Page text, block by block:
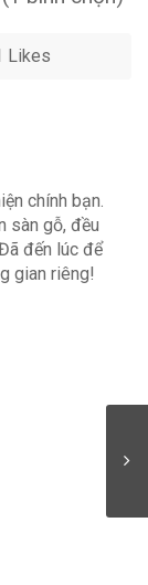
Likes
chính bạn.
sàn gỗ, đều
đến lúc để
gian riêng!